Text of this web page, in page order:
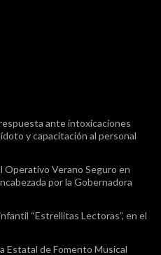
ante intoxicaciones
y capacitación al personal
Verano Seguro en
por la Gobernadora
“Estrellitas Lectoras”, en el
Estatal de Fomento Musical